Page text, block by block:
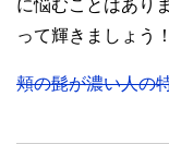
に悩むことはあり
って輝きましょう！
頬の髭が濃い人の